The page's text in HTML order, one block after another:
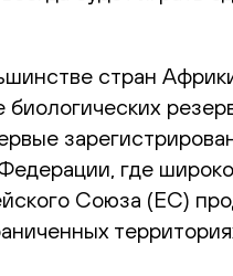
стран
где
Союза (ЕС)